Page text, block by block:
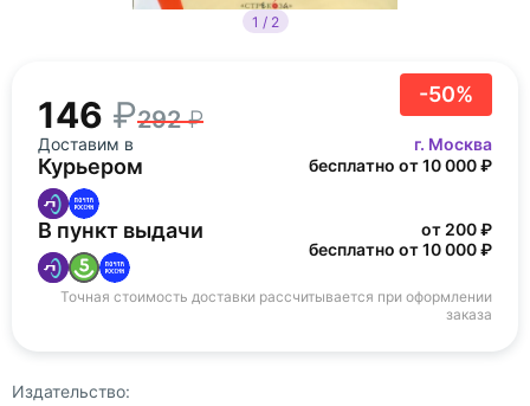
1 / 2
-50%
146 292
Доставим в г. Москва
Курьером бесплатно от 10 000 ₽
В пункт выдачи
от 200 ₽
бесплатно от 10 000 ₽
Точная стоимость доставки рассчитывается при оформлении
заказа
Издательство: